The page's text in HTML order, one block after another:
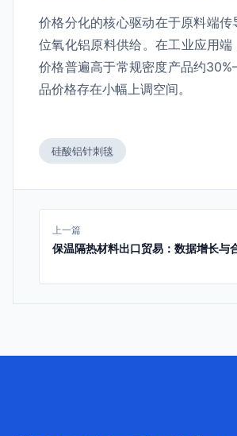
价格分化的核心驱动在于原料端
位氧化铝原料供给。在工业应用
价格普遍高于常规密度产品约
品价格存在小幅上调空间。
硅酸铝针刺毯
上一篇
保温隔热材料出口贸易：数据增长与